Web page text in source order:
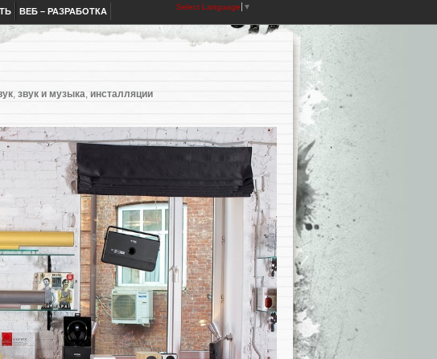
ВЕБ – РАЗРАБОТКА Select Language ▼
, звук и музыка, инсталляции